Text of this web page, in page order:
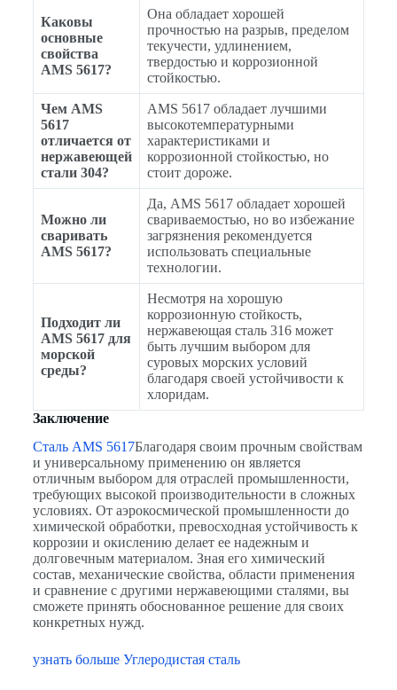
Каковы
основные
свойства
AMS 5617?
Она обладает хорошей
прочностью на разрыв, пределом
текучести, удлинением,
твердостью и коррозионной
стойкостью.
Чем AMS
5617
отличается от
нержавеющей
стали 304?
AMS 5617 обладает лучшими
высокотемпературными
характеристиками и
коррозионной стойкостью, но
стоит дороже.
Можно ли
сваривать
AMS 5617?
Да, AMS 5617 обладает хорошей
свариваемостью, но во избежание
загрязнения рекомендуется
использовать специальные
технологии.
Подходит ли
AMS 5617 для
морской
среды?
Несмотря на хорошую
коррозионную стойкость,
нержавеющая сталь 316 может
быть лучшим выбором для
суровых морских условий
благодаря своей устойчивости к
хлоридам.
Заключение
Сталь AMS 5617Благодаря своим прочным свойствам
и универсальному применению он является
отличным выбором для отраслей промышленности,
требующих высокой производительности в сложных
условиях. От аэрокосмической промышленности до
химической обработки, превосходная устойчивость к
коррозии и окислению делает ее надежным и
долговечным материалом. Зная его химический
состав, механические свойства, области применения
и сравнение с другими нержавеющими сталями, вы
сможете принять обоснованное решение для своих
конкретных нужд.
узнать больше Углеродистая сталь